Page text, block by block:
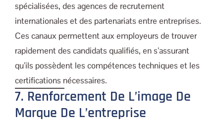
spécialisées, des agences de recrutement
internationales et des partenariats entre entreprises.
Ces canaux permettent aux employeurs de trouver
rapidement des candidats qualifiés, en s’assurant
qu’ils possèdent les compétences techniques et les
certifications nécessaires.
7. Renforcement De L’image De
Marque De L’entreprise